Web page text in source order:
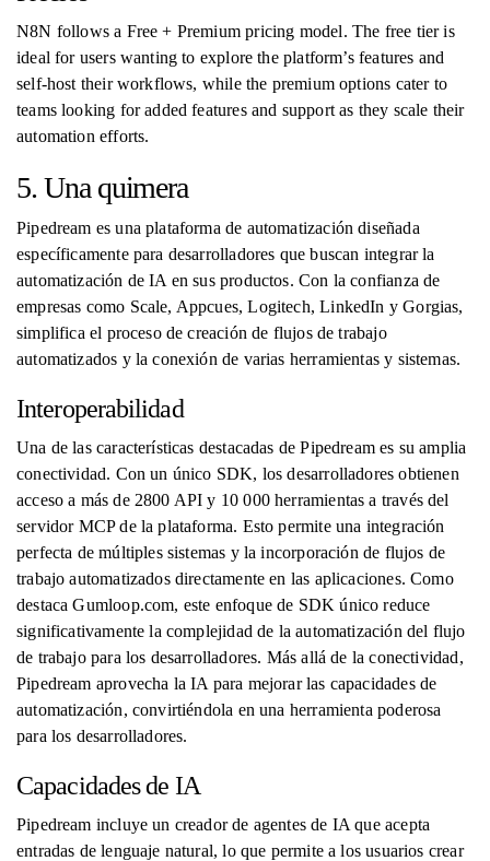
N8N follows a Free + Premium pricing model. The free tier is
ideal for users wanting to explore the platform’s features and
self-host their workflows, while the premium options cater to
teams looking for added features and support as they scale their
automation efforts.
5. Una quimera
Pipedream es una plataforma de automatización diseñada
específicamente para desarrolladores que buscan integrar la
automatización de IA en sus productos. Con la confianza de
empresas como Scale, Appcues, Logitech, LinkedIn y Gorgias,
simplifica el proceso de creación de flujos de trabajo
automatizados y la conexión de varias herramientas y sistemas.
Interoperabilidad
Una de las características destacadas de Pipedream es su amplia
conectividad. Con un único SDK, los desarrolladores obtienen
acceso a más de 2800 API y 10 000 herramientas a través del
servidor MCP de la plataforma. Esto permite una integración
perfecta de múltiples sistemas y la incorporación de flujos de
trabajo automatizados directamente en las aplicaciones. Como
destaca Gumloop.com, este enfoque de SDK único reduce
significativamente la complejidad de la automatización del flujo
de trabajo para los desarrolladores. Más allá de la conectividad,
Pipedream aprovecha la IA para mejorar las capacidades de
automatización, convirtiéndola en una herramienta poderosa
para los desarrolladores.
Capacidades de IA
Pipedream incluye un creador de agentes de IA que acepta
entradas de lenguaje natural, lo que permite a los usuarios crear